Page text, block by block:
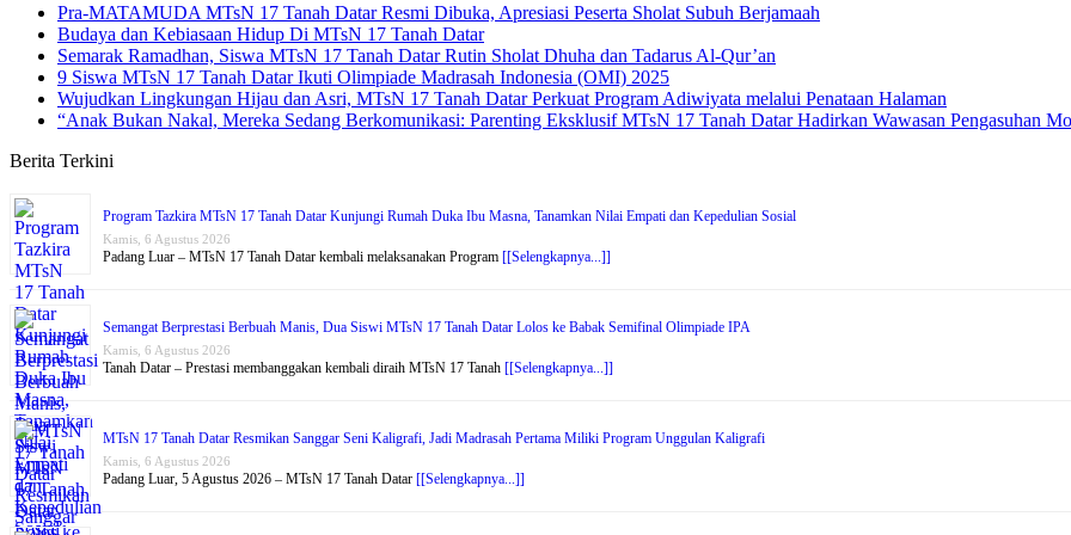
Pra-MATAMUDA MTsN 17 Tanah Datar Resmi Dibuka, Apresiasi Peserta Sholat Subuh Berjamaah
Budaya dan Kebiasaan Hidup Di MTsN 17 Tanah Datar
Semarak Ramadhan, Siswa MTsN 17 Tanah Datar Rutin Sholat Dhuha dan Tadarus Al-Qur’an
9 Siswa MTsN 17 Tanah Datar Ikuti Olimpiade Madrasah Indonesia (OMI) 2025
Wujudkan Lingkungan Hijau dan Asri, MTsN 17 Tanah Datar Perkuat Program Adiwiyata melalui Penataan Halaman
“Anak Bukan Nakal, Mereka Sedang Berkomunikasi: Parenting Eksklusif MTsN 17 Tanah Datar Hadirkan Wawasan Pengasuhan
Berita Terkini
Program Tazkira MTsN 17 Tanah Datar Kunjungi Rumah Duka Ibu Masna, Tanamkan Nilai Empati dan Kepedulian Sosial
Kamis, 6 Agustus 2026
Padang Luar – MTsN 17 Tanah Datar kembali melaksanakan Program [[Selengkapnya...]]
Semangat Berprestasi Berbuah Manis, Dua Siswi MTsN 17 Tanah Datar Lolos ke Babak Semifinal Olimpiade IPA
Kamis, 6 Agustus 2026
Tanah Datar – Prestasi membanggakan kembali diraih MTsN 17 Tanah [[Selengkapnya...]]
MTsN 17 Tanah Datar Resmikan Sanggar Seni Kaligrafi, Jadi Madrasah Pertama Miliki Program Unggulan Kaligrafi
Kamis, 6 Agustus 2026
Padang Luar, 5 Agustus 2026 – MTsN 17 Tanah Datar [[Selengkapnya...]]